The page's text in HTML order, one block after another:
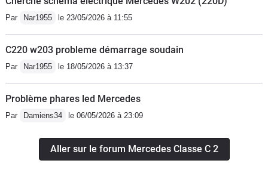
Par Nar1955 le 23/05/2026 à 11:55
C220 w203 probleme démarrage soudain
Par Nar1955 le 18/05/2026 à 13:37
Problème phares led Mercedes
Par Damiens34 le 06/05/2026 à 23:09
Aller sur le forum Mercedes Classe C 2